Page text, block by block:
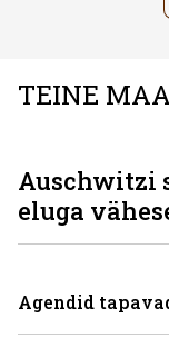
TEINE
Auschwitzi
eluga
Agendid